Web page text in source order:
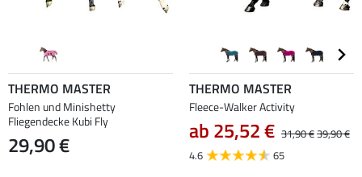
THERMO MASTER
Fohlen und Minishetty
Fliegendecke Kubi Fly
29,90 €
THERMO MASTER
Fleece-Walker Activity
ab 25,52 € 31,90 €39,90 €
4.6
65